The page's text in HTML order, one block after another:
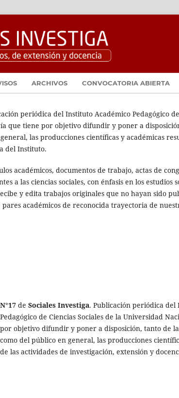
ARCHIVOS CONVOCATORIA ABIERTA
periódica del Instituto Académico Pedagógico
que tiene por objetivo difundir y poner a
las producciones científicas y académicas
del Instituto.
académicos, documentos de trabajo, actas de
a las ciencias sociales, con énfasis en los estudios
y edita trabajos originales que no hayan sido
académicos de reconocida trayectoria de
N°17 de Sociales Investiga. Publicación periódica del
Pedagógico de Ciencias Sociales de la Universidad
por objetivo difundir y poner a disposición, tanto de
como del público en general, las producciones
de las actividades de investigación, extensión y